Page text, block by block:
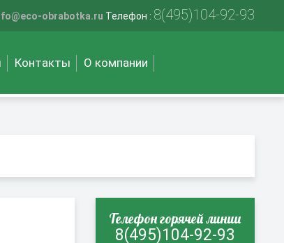
obrabotka.ru Телефон : 8(495)104-92-93
Контакты О компании
Телефон горячей линии
8(495)104-92-93